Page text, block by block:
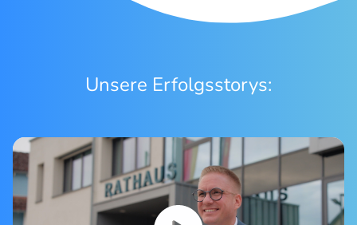
Unsere Erfolgsstorys: